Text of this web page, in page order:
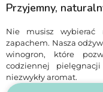
Przyjemny,
Nie musisz wybierać
zapachem. Nasza
winogron, które
codziennej
niezwykły aromat.